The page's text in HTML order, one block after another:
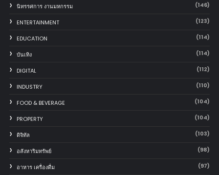
นิทรรศการ งานมหกรรม (146)
ENTERTAINMENT (123)
EDUCATION (114)
บันเทิง (114)
DIGITAL (112)
INDUSTRY (110)
FOOD & BEVERAGE (104)
PROPERTY (104)
ดิจิทัล (103)
อสังหาริมทรัพย์ (98)
อาหาร เครื่องดื่ม (97)